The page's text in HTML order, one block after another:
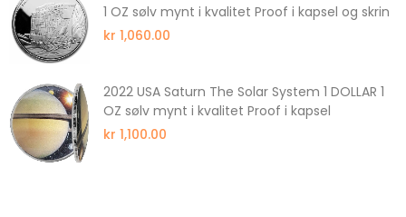
1 OZ sølv mynt i kvalitet Proof i kapsel og skrin
kr 1,060.00
2022 USA Saturn The Solar System 1 DOLLAR 1
OZ sølv mynt i kvalitet Proof i kapsel
kr 1,100.00